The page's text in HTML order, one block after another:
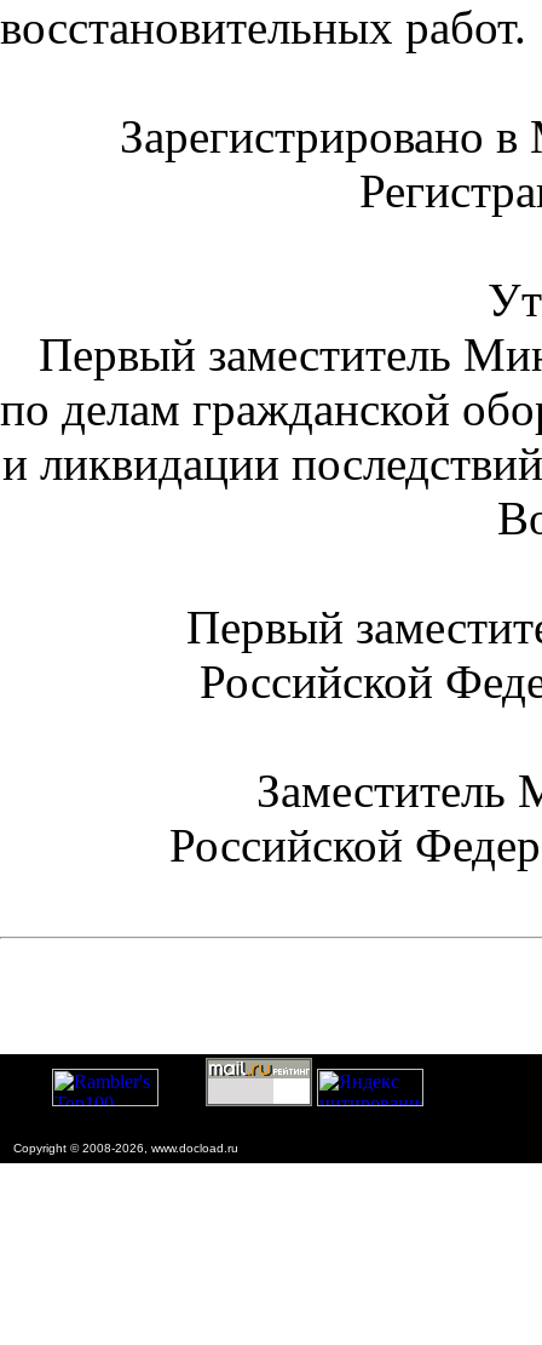
восстановительных работ.
Зарегистрировано
Первый заместитель
по делам гражданской
и ликвидации
Первый
Российской
Заместитель
Российской
Copyright © 2008-2026, www.docload.ru